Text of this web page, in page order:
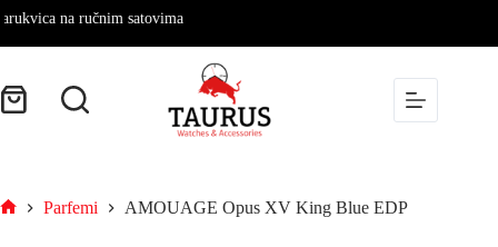
na ručnim satovima
Parfemi AMOUAGE Opus XV King Blue EDP